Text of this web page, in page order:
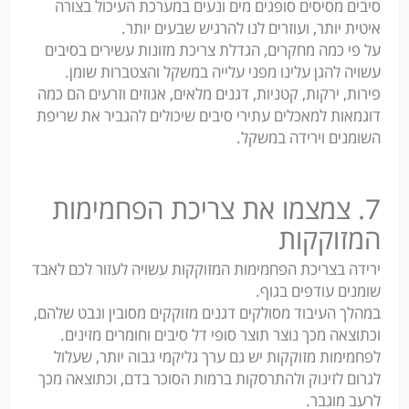
סיבים מסיסים סופגים מים ונעים במערכת העיכול בצורה
איטית יותר, ועוזרים לנו להרגיש שבעים יותר.
על פי כמה מחקרים, הגדלת צריכת מזונות עשירים בסיבים
עשויה להגן עלינו מפני עלייה במשקל והצטברות שומן.
פירות, ירקות, קטניות, דגנים מלאים, אגוזים וזרעים הם כמה
דוגמאות למאכלים עתירי סיבים שיכולים להגביר את שריפת
השומנים וירידה במשקל.
7. צמצמו את צריכת הפחמימות
המזוקקות
ירידה בצריכת הפחמימות המזוקקות עשויה לעזור לכם לאבד
שומנים עודפים בגוף.
במהלך העיבוד מסולקים דגנים מזוקקים מסובין ונבט שלהם,
וכתוצאה מכך נוצר תוצר סופי דל סיבים וחומרים מזינים.
לפחמימות מזוקקות יש גם ערך גליקמי גבוה יותר, שעלול
לגרום לזינוק ולהתרסקות ברמות הסוכר בדם, וכתוצאה מכך
לרעב מוגבר.